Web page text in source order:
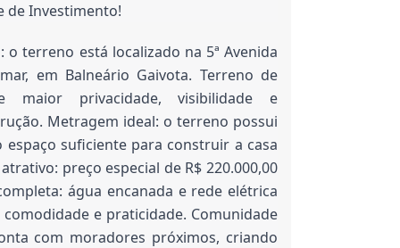
de Investimento!
o terreno está localizado na 5ª Avenida
em Balneário Gaivota. Terreno de
maior privacidade, visibilidade e
Metragem ideal: o terreno possui
espaço suficiente para construir a casa
preço especial de R$ 220.000,00
água encanada e rede elétrica
e praticidade. Comunidade
com moradores próximos, criando